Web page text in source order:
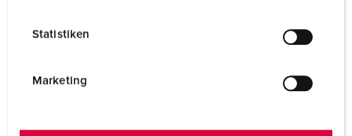
Statistiken
Marketing